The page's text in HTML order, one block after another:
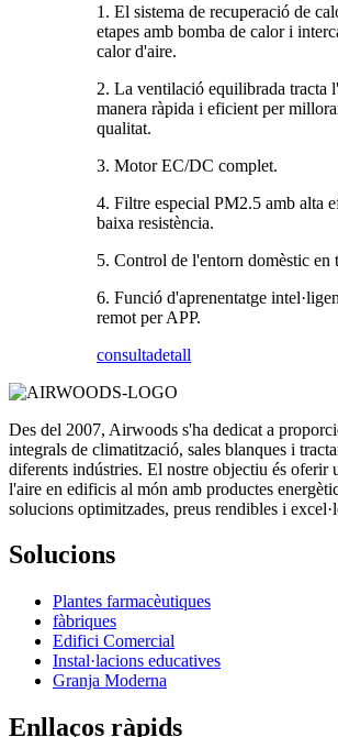
1. El sistema de recuperació de
etapes amb bomba de calor i
calor d'aire.
2. La ventilació equilibrada tracta
manera ràpida i eficient per
qualitat.
3. Motor EC/DC complet.
4. Filtre especial PM2.5 amb alta
baixa resistència.
5. Control de l'entorn domèstic en
6. Funció d'aprenentatge
remot per APP.
consultadetall
Des del 2007, Airwoods s'ha dedicat a
integrals de climatització, sales blanques i
diferents indústries. El nostre objectiu és oferir
l'aire en edificis al món amb productes
solucions optimitzades, preus rendibles i
Solucions
Plantes farmacèutiques
fàbriques
Edifici Comercial
Instal·lacions educatives
Granja Moderna
Enllaços ràpids